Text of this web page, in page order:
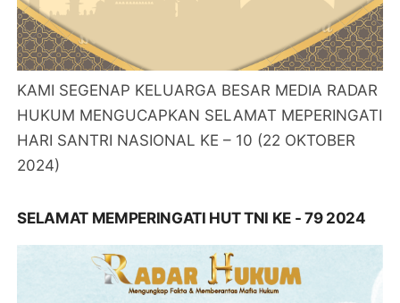
KAMI SEGENAP KELUARGA BESAR MEDIA RADAR
HUKUM MENGUCAPKAN SELAMAT MEPERINGATI
HARI SANTRI NASIONAL KE – 10 (22 OKTOBER
2024)
SELAMAT MEMPERINGATI HUT TNI KE - 79 2024